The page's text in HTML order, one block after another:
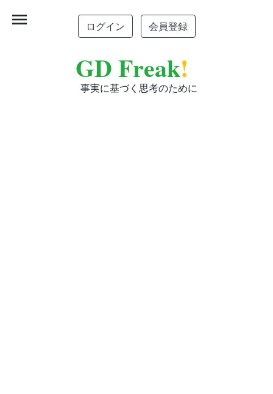
ログイン 会員登録
GD Freak!
事実に基づく思考のために
menu